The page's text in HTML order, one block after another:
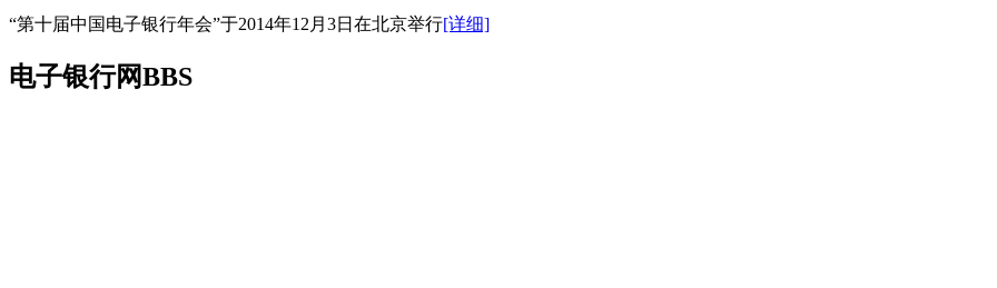
“第十届中国电子银行年会”于2014年12月3日在北京举行[详细]
电子银行网BBS